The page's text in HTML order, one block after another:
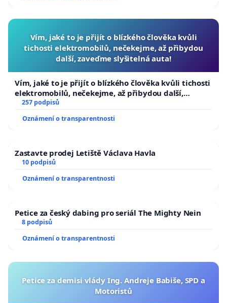
Vím, jaké to je přijít o blízkého člověka kvůli
tichosti elektromobilů, nečekejme, až přibydou
další, zaveďme slyšitelná auta!
Vím, jaké to je přijít o blízkého člověka kvůli tichosti
elektromobilů, nečekejme, až přibydou další,
zaveďme slyšitelná auta!
257 podpisů
Oznámení o transparentnosti
Zastavte prodej Letiště Václava Havla
10 podpisů
Oznámení o transparentnosti
Petice za český dabing pro seriál The Mighty Nein
8 podpisů
Oznámení o transparentnosti
Petice za demisi vlády Ing. Andreje Babiše, SPD a
Motoristů